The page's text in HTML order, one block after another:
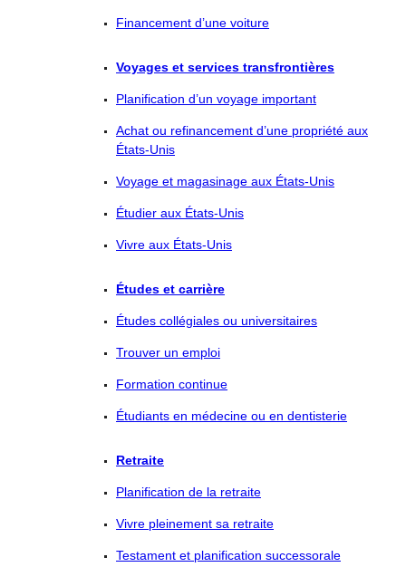
Financement d’une voiture
Voyages et services transfrontières
Planification d’un voyage important
Achat ou refinancement d’une propriété aux
États-Unis
Voyage et magasinage aux États-Unis
Étudier aux États-Unis
Vivre aux États-Unis
Études et carrière
Études collégiales ou universitaires
Trouver un emploi
Formation continue
Étudiants en médecine ou en dentisterie
Retraite
Planification de la retraite
Vivre pleinement sa retraite
Testament et planification successorale